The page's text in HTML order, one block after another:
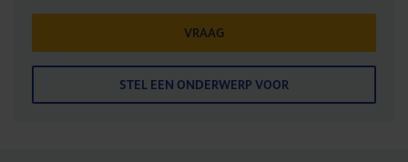
VRAAG
STEL EEN ONDERWERP VOOR